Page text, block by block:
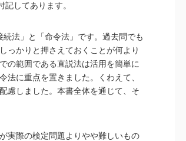
してあります。
法」と「命令法」です。過去問でも
っかりと押さえておくことが何より
の範囲である直説法は活用を簡単に
法に重点を置きました。くわえて、
慮しました。本書全体を通じて、そ
実際の検定問題よりやや難しいもの